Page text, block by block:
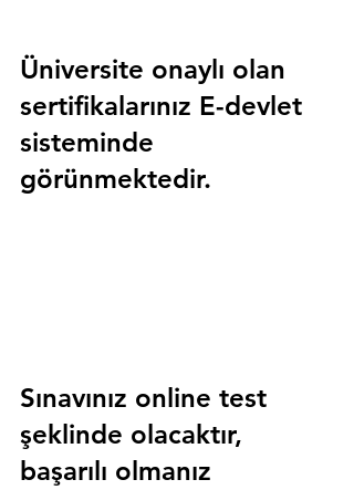
Üniversite onaylı olan
sertifikalarınız E-devlet
sisteminde
görünmektedir.
Sınavınız online test
şeklinde olacaktır,
başarılı olmanız